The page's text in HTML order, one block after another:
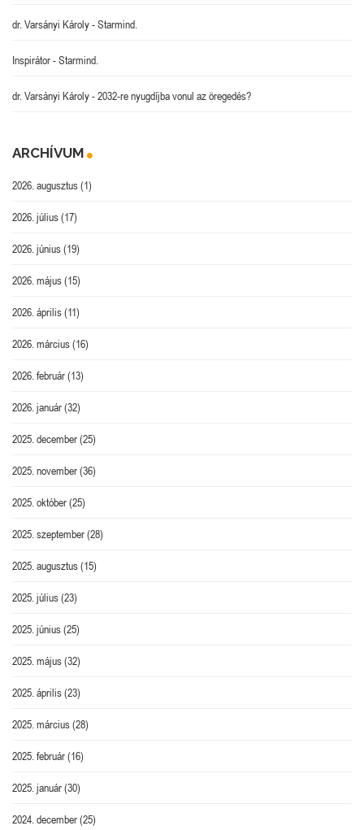
dr. Varsányi Károly-Starmind.
Inspirátor-Starmind.
dr. Varsányi Károly-2032-re nyugdíjba vonul az öregedés?
ARCHÍVUM
2026. augusztus(1)
2026. július(17)
2026. június(19)
2026. május(15)
2026. április(11)
2026. március(16)
2026. február(13)
2026. január(32)
2025. december(25)
2025. november(36)
2025. október(25)
2025. szeptember(28)
2025. augusztus(15)
2025. július(23)
2025. június(25)
2025. május(32)
2025. április(23)
2025. március(28)
2025. február(16)
2025. január(30)
2024. december(25)